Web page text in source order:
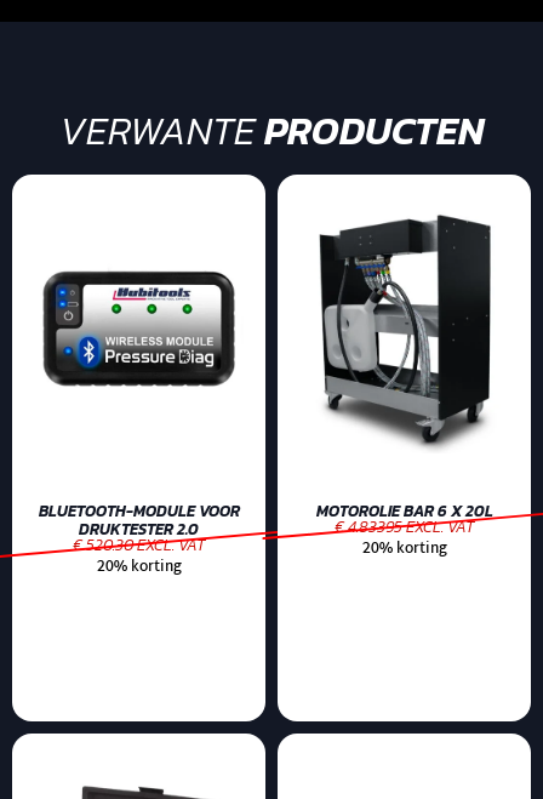
VERWANTEPRODUCTEN
BLUETOOTH-MODULE VOOR
DRUKTESTER 2.0
€ 520.30 EXCL. VAT
20% korting
MOTOROLIE BAR 6 X 20L
€ 4.83395 EXCL. VAT
20% korting